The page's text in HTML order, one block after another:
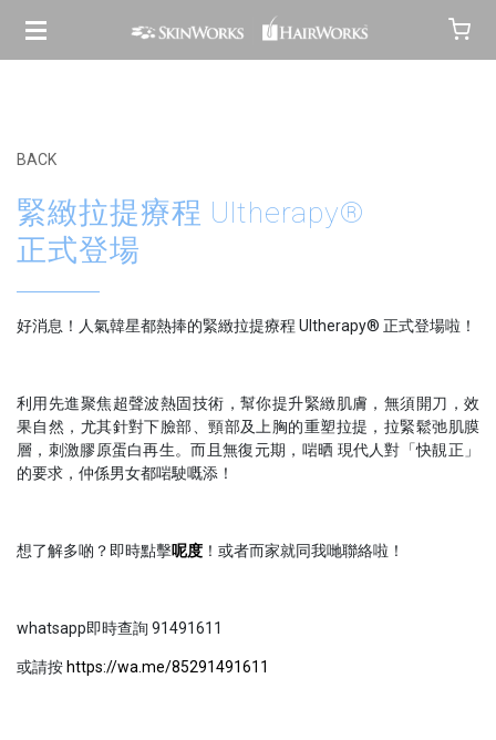
BACK
緊緻拉提療程 Ultherapy®️
正式登場
好消息！人氣韓星都熱捧的緊緻拉提療程 Ultherapy®️ 正式登場啦！
利用先進聚焦超聲波熱固技術，幫你提升緊緻肌膚，無須開刀，效
果自然，尤其針對下臉部、頸部及上胸的重塑拉提，拉緊鬆弛肌膜
層，刺激膠原蛋白再生。而且無復元期，啱晒 現代人對「快靚正」
的要求，仲係男女都啱駛嘅添！
想了解多啲？即時點擊呢度 ！或者而家就同我哋聯絡啦！
whatsapp即時查詢 91491611
或請按 https://wa.me/85291491611